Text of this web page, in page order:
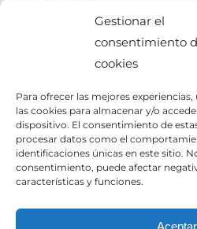
Gestionar el
consentimiento
cookies
Para ofrecer las mejores
las cookies para almacenar y/o
dispositivo. El consentimiento de
procesar datos como el
identificaciones únicas en este sitio.
consentimiento, puede afectar
características y funciones.
Aceptar
Categorías
Categorías
Contact Info